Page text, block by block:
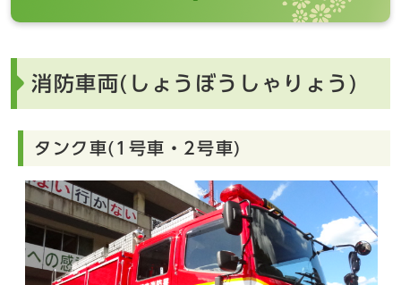
消防車両(しょうぼうしゃりょう)
タンク車(1号車・2号車)